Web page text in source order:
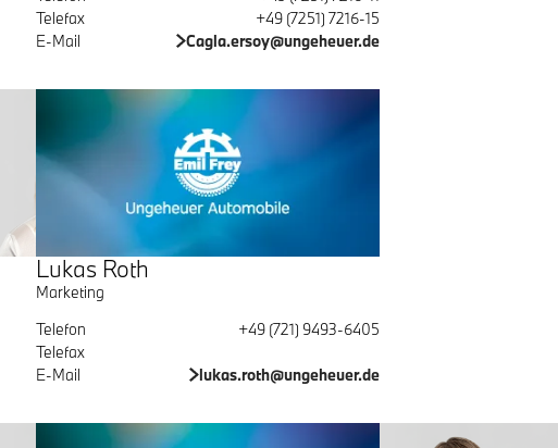
Telefax
+49 (7251) 7216-15
E-Mail
Cagla.ersoy@ungeheuer.de
Lukas Roth
Marketing
Telefon
+49 (721) 9493-6405
Telefax
E-Mail
lukas.roth@ungeheuer.de